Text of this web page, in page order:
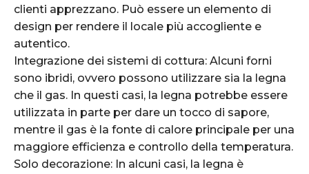
clienti apprezzano. Può essere un elemento di
design per rendere il locale più accogliente e
autentico.
Integrazione dei sistemi di cottura: Alcuni forni
sono ibridi, ovvero possono utilizzare sia la legna
che il gas. In questi casi, la legna potrebbe essere
utilizzata in parte per dare un tocco di sapore,
mentre il gas è la fonte di calore principale per una
maggiore efficienza e controllo della temperatura.
Solo decorazione: In alcuni casi, la legna è